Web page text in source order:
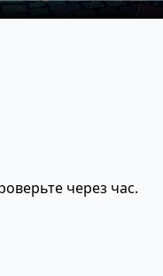
через час.